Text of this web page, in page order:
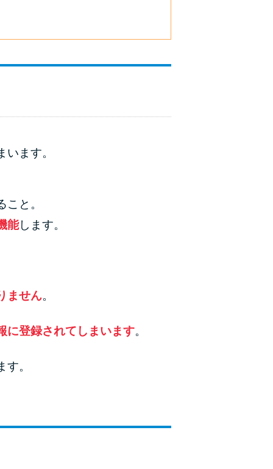
ます。
と。
能します。
ません。
に登録されてしまいます。
。